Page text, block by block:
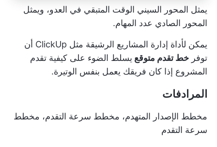
يمثل المحور السيني الوقت المتبقي في العدو، ويمثل
المحور الصادي عدد المهام.
يمكن لأداة إدارة المشاريع الرشيقة مثل ClickUp أن
توفر خط تقدم متوقع يسلط الضوء على كيفية تقدم
المشروع إذا كان فريقك يعمل بنفس الوتيرة.
المرادفات
مخطط الإصدار المتهدم، مخطط سرعة التقدم، مخطط
سرعة التقدم